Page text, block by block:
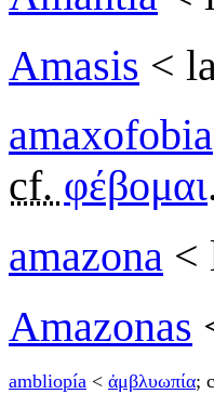
Amasis <
amaxofobia
cf. φέβομαι
amazona <
Amazonas
ambliopía < ἀμβλυωπία;